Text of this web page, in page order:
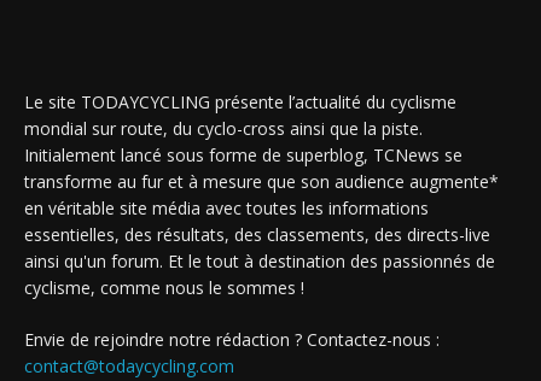
Le site TODAYCYCLING présente l’actualité du cyclisme
mondial sur route, du cyclo-cross ainsi que la piste.
Initialement lancé sous forme de superblog, TCNews se
transforme au fur et à mesure que son audience augmente*
en véritable site média avec toutes les informations
essentielles, des résultats, des classements, des directs-live
ainsi qu'un forum. Et le tout à destination des passionnés de
cyclisme, comme nous le sommes !
Envie de rejoindre notre rédaction ? Contactez-nous :
contact@todaycycling.com